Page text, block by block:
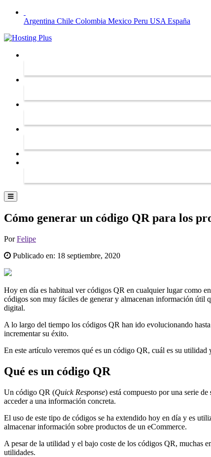
Argentina Chile Colombia Mexico Peru USA España
Cómo generar un código QR para los
PorFelipe
Publicado en: 18 septiembre, 2020
Hoy en día es habitual ver códigos QR en cualquier lugar como
códigos son muy fáciles de generar y almacenan información útil
digital.
A lo largo del tiempo los códigos QR han ido evolucionando
incrementar su éxito.
En este artículo veremos qué es un código QR, cuál es su utilidad
Qué es un código QR
Un código QR (Quick Response) está compuesto por una serie de
acceder a una información concreta.
El uso de este tipo de códigos se ha extendido hoy en día y es
almacenar información sobre productos de un eCommerce.
A pesar de la utilidad y el bajo coste de los códigos QR, muchas
utilidades.